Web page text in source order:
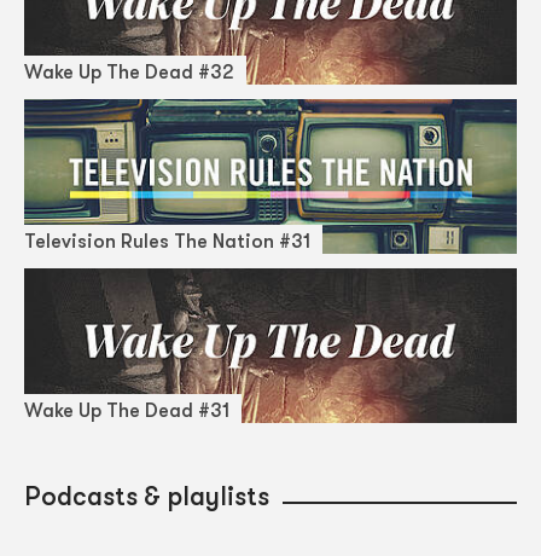
Wake Up The Dead #32
Television Rules The Nation #31
Wake Up The Dead #31
Podcasts & playlists